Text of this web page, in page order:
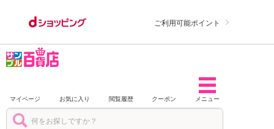
ご利用可能ポイント
マイページ お気に入り 閲覧履歴 クーポン メニュー